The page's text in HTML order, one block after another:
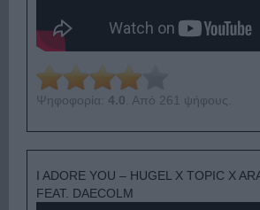
Ψηφοφορία: 4.0 . Από 261 ψήφους.
I ADORE YOU – HUGEL X TOPIC X
FEAT. DAECOLM